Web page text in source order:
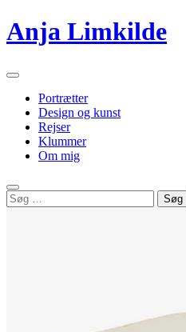
Videre
til
Anja Limkilde
Primær
Portrætter
Design og kunst
Rejser
Klummer
Om mig
Søg
Søg
efter: